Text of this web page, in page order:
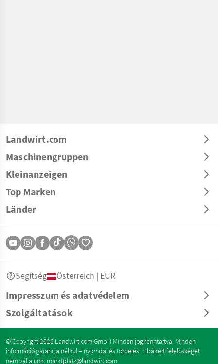
Landwirt.com
Maschinengruppen
Kleinanzeigen
Top Marken
Länder
Impresszum és adatvédelem
Szolgáltatások
Segítség Österreich | EUR
© Copyright 2026 Landwirt.com GmbH Minden jog fenntartva. Minden
információ garancia nélkül – nyomdai és tördelési hibákért felelősséget
nem vállalunk. marktplatz@landwirt.com